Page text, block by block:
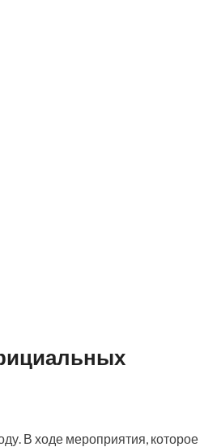
В ходе мероприятия, которое